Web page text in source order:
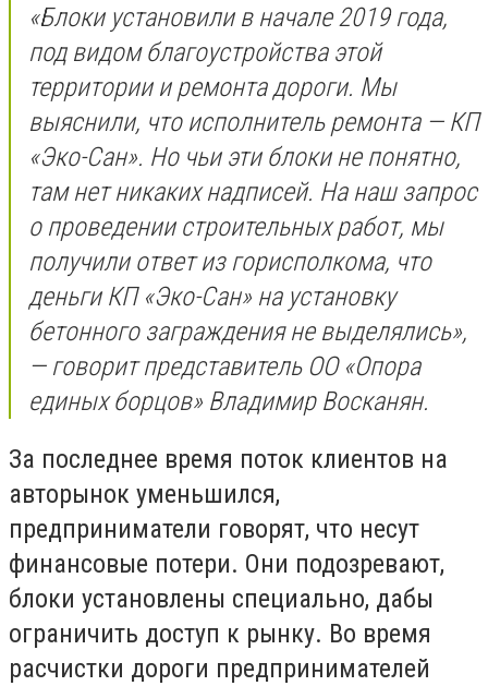
«Блоки установили в начале 2019 года,
под видом благоустройства этой
территории и ремонта дороги. Мы
выяснили, что исполнитель ремонта — КП
«Эко-Сан». Но чьи эти блоки не понятно,
там нет никаких надписей. На наш запрос
о проведении строительных работ, мы
получили ответ из горисполкома, что
деньги КП «Эко-Сан» на установку
бетонного заграждения не выделялись»,
— говорит представитель ОО «Опора
единых борцов» Владимир Восканян.
За последнее время поток клиентов на
авторынок уменьшился,
предприниматели говорят, что несут
финансовые потери. Они подозревают,
блоки установлены специально, дабы
ограничить доступ к рынку. Во время
расчистки дороги предпринимателей